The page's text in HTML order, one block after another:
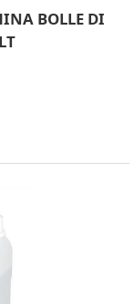
BOLLE DI